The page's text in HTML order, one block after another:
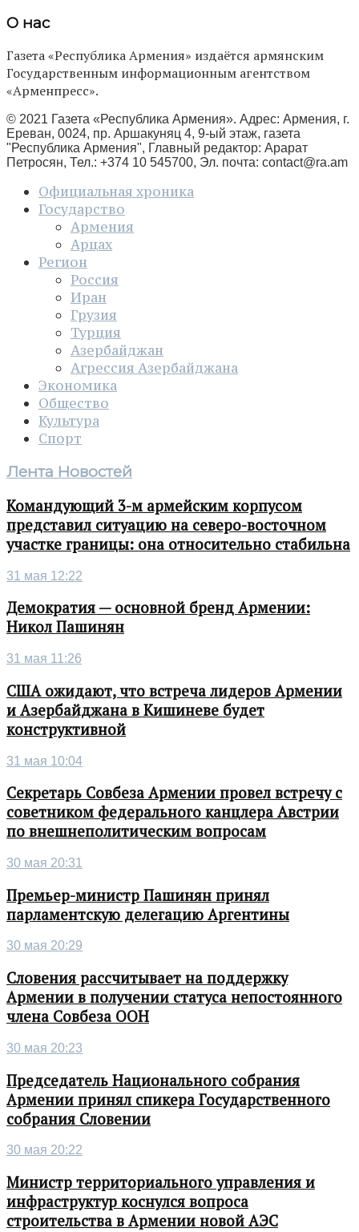
О нас
Газета «Республика Армения» издаётся армянским
Государственным информационным агентством
«Арменпресс».
© 2021 Газета «Республика Армения». Адрес: Армения, г.
Ереван, 0024, пр. Аршакуняц 4, 9-ый этаж, газета
"Республика Армения", Главный редактор: Арарат
Петросян, Тел.: +374 10 545700, Эл. почта: contact@ra.am
Официальная хроника
Государство
Армения
Арцах
Регион
Россия
Иран
Грузия
Турция
Азербайджан
Агрессия Азербайджана
Экономика
Общество
Культура
Спорт
Лента Новостей
Командующий 3-м армейским корпусом
представил ситуацию на северо-восточном
участке границы: она относительно стабильна
31 мая 12:22
Демократия — основной бренд Армении:
Никол Пашинян
31 мая 11:26
США ожидают, что встреча лидеров Армении
и Азербайджана в Кишиневе будет
конструктивной
31 мая 10:04
Секретарь Совбеза Армении провел встречу с
советником федерального канцлера Австрии
по внешнеполитическим вопросам
30 мая 20:31
Премьер-министр Пашинян принял
парламентскую делегацию Аргентины
30 мая 20:29
Словения рассчитывает на поддержку
Армении в получении статуса непостоянного
члена Совбеза ООН
30 мая 20:23
Председатель Национального собрания
Армении принял спикера Государственного
собрания Словении
30 мая 20:22
Министр территориального управления и
инфраструктур коснулся вопроса
строительства в Армении новой АЭС